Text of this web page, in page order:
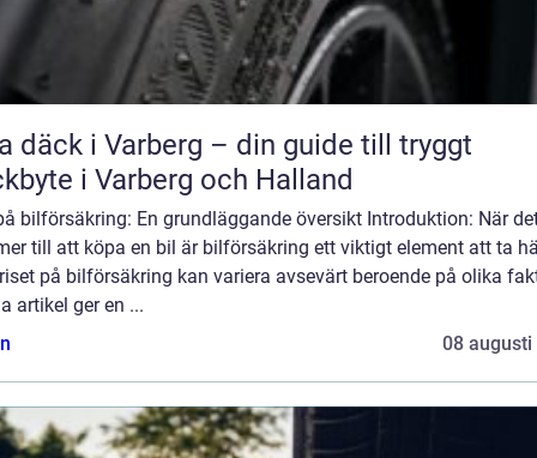
däck i Varberg – din guide till tryggt
i Varberg och Halland
bilförsäkring: En grundläggande översikt Introduktion: När
till att köpa en bil är bilförsäkring ett viktigt element att ta
på bilförsäkring kan variera avsevärt beroende på olika
artikel ger en ...
08 augusti